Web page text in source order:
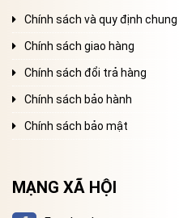
Chính sách và quy định chung
Chính sách giao hàng
Chính sách đổi trả hàng
Chính sách bảo hành
Chính sách bảo mật
MẠNG XÃ HỘI